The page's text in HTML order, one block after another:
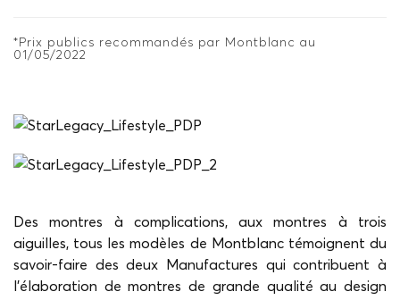
*Prix publics recommandés par Montblanc au
01/05/2022
Des montres à complications, aux montres à trois
aiguilles, tous les modèles de Montblanc témoignent du
savoir-faire des deux Manufactures qui contribuent à
l’élaboration de montres de grande qualité au design